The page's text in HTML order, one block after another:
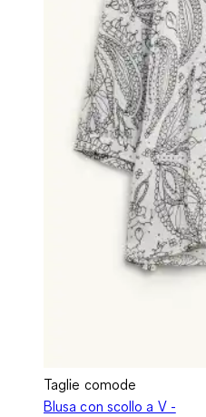
Taglie comode
Blusa con scollo a V -